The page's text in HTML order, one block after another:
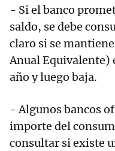
- Si el banco
saldo, se debe
claro si se
Anual Equivalente)
año y luego baja.
- Algunos bancos
importe del
consultar si existe